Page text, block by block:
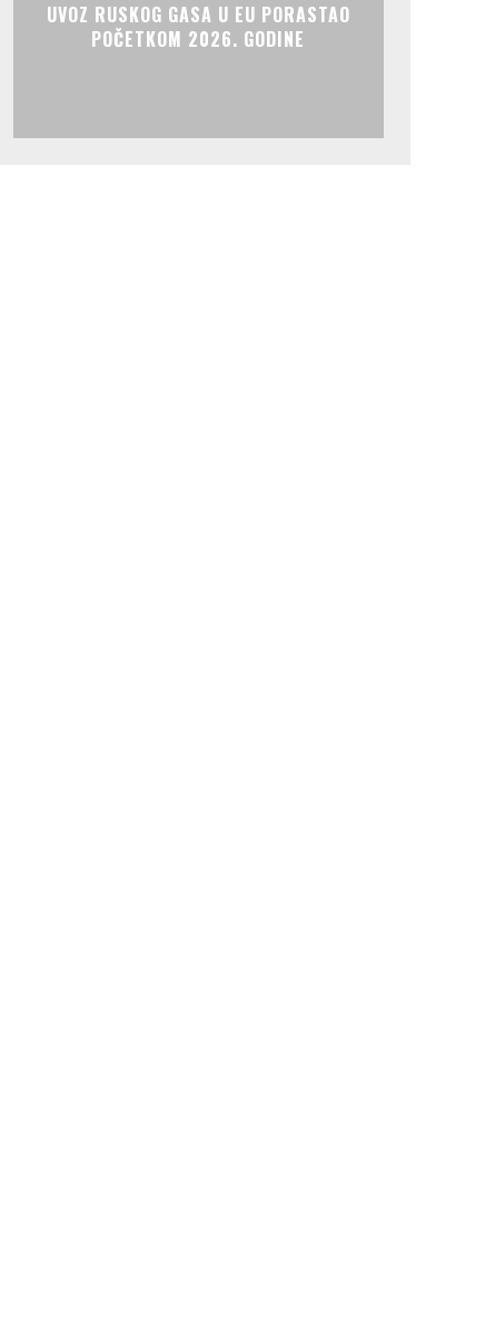
UVOZ RUSKOG GASA U EU PORASTAO
POČETKOM 2026. GODINE